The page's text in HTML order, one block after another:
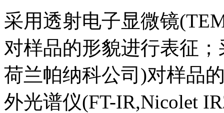
采用透射电子显微镜
对样品的形貌进行表征
荷兰帕纳科公司)对样品
外光谱仪(FT-IR,Nicolet